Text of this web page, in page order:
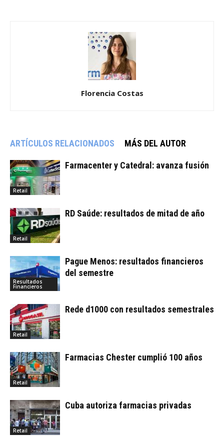
Florencia Costas
ARTÍCULOS RELACIONADOS MÁS DEL AUTOR
Retail
Farmacenter y Catedral: avanza fusión
Retail
RD Saúde: resultados de mitad de año
Resultados
Financieros
Pague Menos: resultados financieros
del semestre
Retail
Rede d1000 con resultados semestrales
Retail
Farmacias Chester cumplió 100 años
Retail
Cuba autoriza farmacias privadas